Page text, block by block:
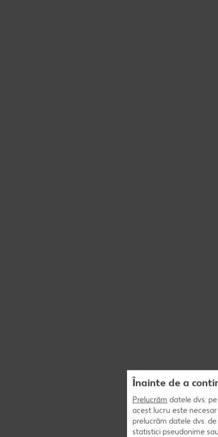
Înainte de a
Prelucrăm datele dvs.
acest lucru este
prelucrăm datele dvs.
statistici pseudonime